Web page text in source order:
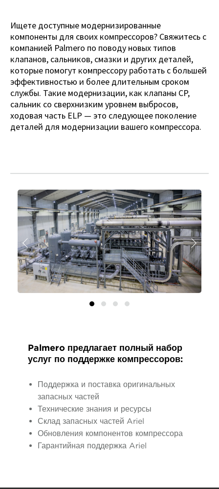
Ищете доступные модернизированные
компоненты для своих компрессоров? Свяжитесь с
компанией Palmero по поводу новых типов
клапанов, сальников, смазки и других деталей,
которые помогут компрессору работать с большей
эффективностью и более длительным сроком
службы. Такие модернизации, как клапаны CP,
сальник со сверхнизким уровнем выбросов,
ходовая часть ELP — это следующее поколение
деталей для модернизации вашего компрессора.
Назад Далее
Palmero предлагает полный набор
услуг по поддержке компрессоров:
Поддержка и поставка оригинальных
запасных частей
Технические знания и ресурсы
Склад запасных частей Ariel
Обновления компонентов компрессора
Гарантийная поддержка Ariel